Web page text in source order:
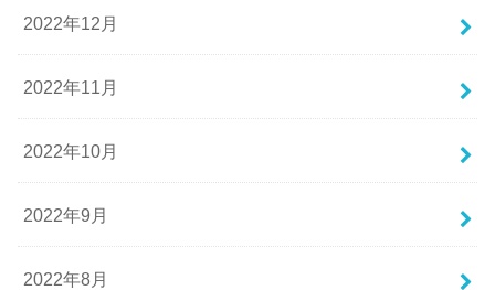
2022年12月
2022年11月
2022年10月
2022年9月
2022年8月